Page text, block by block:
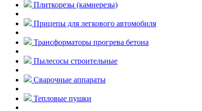
Плиткорезы (камнерезы)
Прицепы для легкового автомобиля
Трансформаторы прогрева бетона
Пылесосы строительные
Сварочные аппараты
Тепловые пушки